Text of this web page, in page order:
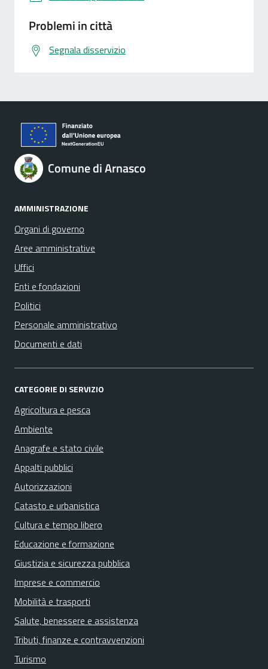
Problemi in città
Segnala disservizio
Comune di Arnasco
AMMINISTRAZIONE
Organi di governo
Aree amministrative
Uffici
Enti e fondazioni
Politici
Personale amministrativo
Documenti e dati
CATEGORIE DI SERVIZIO
Agricoltura e pesca
Ambiente
Anagrafe e stato civile
Appalti pubblici
Autorizzazioni
Catasto e urbanistica
Cultura e tempo libero
Educazione e formazione
Giustizia e sicurezza pubblica
Imprese e commercio
Mobilità e trasporti
Salute, benessere e assistenza
Tributi, finanze e contravvenzioni
Turismo